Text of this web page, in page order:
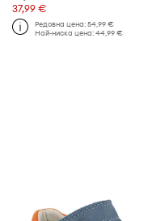
37,99 €
Редовна цена: 54,99 €
Най-ниска цена: 44,99 €